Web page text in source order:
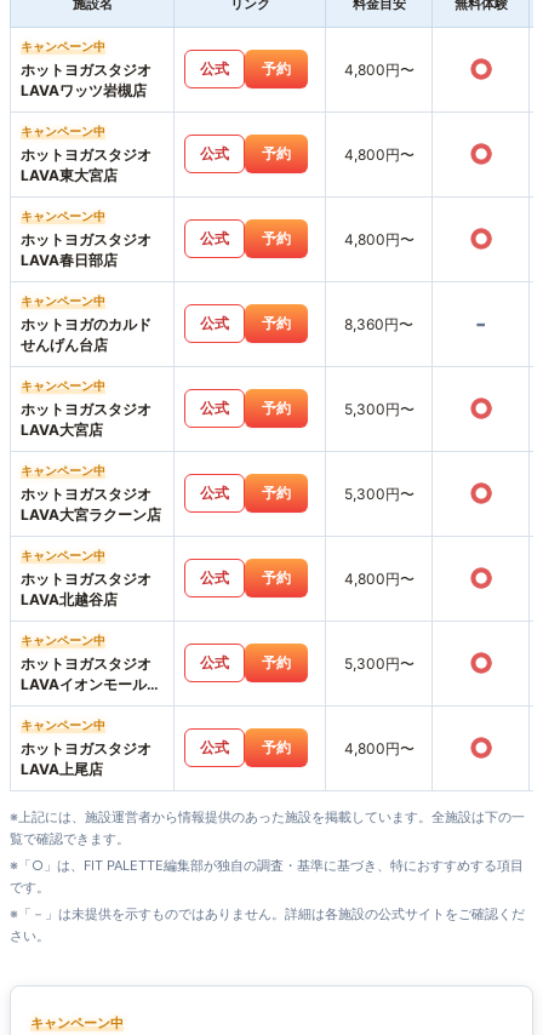
施設名 リンク 料金目安 無料体験
キャンペーン中
ホットヨガスタジオ
LAVAワッツ岩槻店
公式 予約 4,800円〜 ○
キャンペーン中
ホットヨガスタジオ
LAVA東大宮店
公式 予約 4,800円〜 ○
キャンペーン中
ホットヨガスタジオ
LAVA春日部店
公式 予約 4,800円〜 ○
キャンペーン中
ホットヨガのカルド
せんげん台店
公式 予約 8,360円〜 -
キャンペーン中
ホットヨガスタジオ
LAVA大宮店
公式 予約 5,300円〜 ○
キャンペーン中
ホットヨガスタジオ
LAVA大宮ラクーン店
公式 予約 5,300円〜 ○
キャンペーン中
ホットヨガスタジオ
LAVA北越谷店
公式 予約 4,800円〜 ○
キャンペーン中
ホットヨガスタジオ
LAVAイオンモール与
野店
公式 予約 5,300円〜 ○
キャンペーン中
ホットヨガスタジオ
LAVA上尾店
公式 予約 4,800円〜 ○
※上記には、施設運営者から情報提供のあった施設を掲載しています。全施設は下の一
覧で確認できます。
※「○」は、FIT PALETTE編集部が独自の調査・基準に基づき、特におすすめする項目
です。
※「－」は未提供を示すものではありません。詳細は各施設の公式サイトをご確認くだ
さい。
キャンペーン中